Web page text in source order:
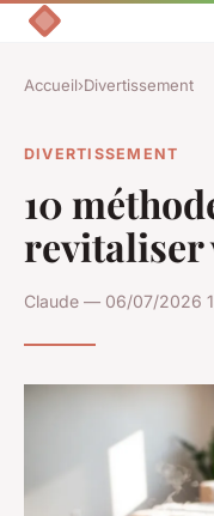
Accueil›Divertissement
DIVERTISSEMENT
10
revitaliser
Claude — 06/07/2026